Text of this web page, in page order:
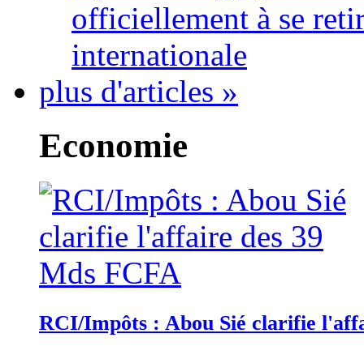
officiellement à se
internationale
plus d'articles »
Economie
RCI/Impôts : Abou Sié clarifie